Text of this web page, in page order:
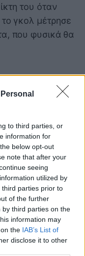
to third parties, or
information for
below opt-out
note that after your
seeing
utilized by
parties prior to
of the further
third parties on the
information may
the IAB’s List of
disclose it to other
του όταν
το γκολ μέτρησε
που φυσικά θα
στη Novibet με το